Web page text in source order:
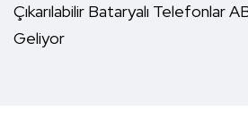
Çıkarılabilir Bataryalı Telefonlar
Geliyor